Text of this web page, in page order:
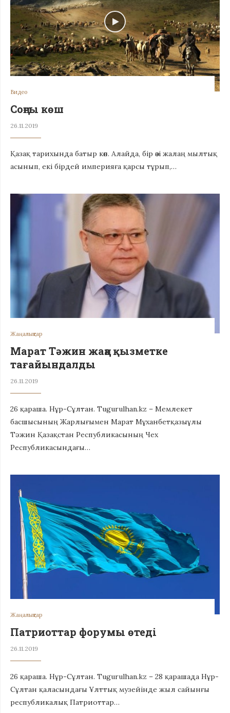
Видео
Соңғы көш
26.11.2019
Қазақ тарихында батыр көп. Алайда, бір өзі жалаң мылтық
асынып, екі бірдей империяға қарсы тұрып,…
Жаңалықтар
Марат Тәжин жаңа қызметке
тағайындалды
26.11.2019
26 қараша. Нұр-Сұлтан. Tugurulhan.kz – Мемлекет
басшысының Жарлығымен Марат Мұханбетқазыұлы
Тәжин Қазақстан Республикасының Чех
Республикасындағы…
Жаңалықтар
Патриоттар форумы өтеді
26.11.2019
26 қараша. Нұр-Сұлтан. Tugurulhan.kz – 28 қарашада Нұр-
Сұлтан қаласындағы Ұлттық музейінде жыл сайынғы
республикалық Патриоттар…